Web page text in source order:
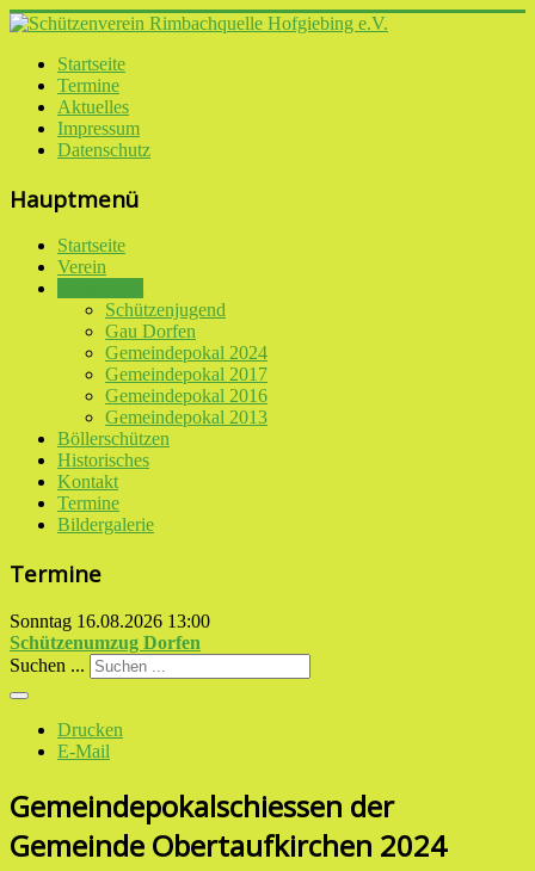
Startseite
Termine
Aktuelles
Impressum
Datenschutz
Hauptmenü
Startseite
Verein
Schützenjugend
Gau Dorfen
Gemeindepokal 2024
Gemeindepokal 2017
Gemeindepokal 2016
Gemeindepokal 2013
Böllerschützen
Historisches
Kontakt
Termine
Bildergalerie
Termine
Sonntag 16.08.2026 13:00
Schützenumzug Dorfen
Suchen ...
Drucken
E-Mail
Gemeindepokalschiessen der
Gemeinde Obertaufkirchen 2024